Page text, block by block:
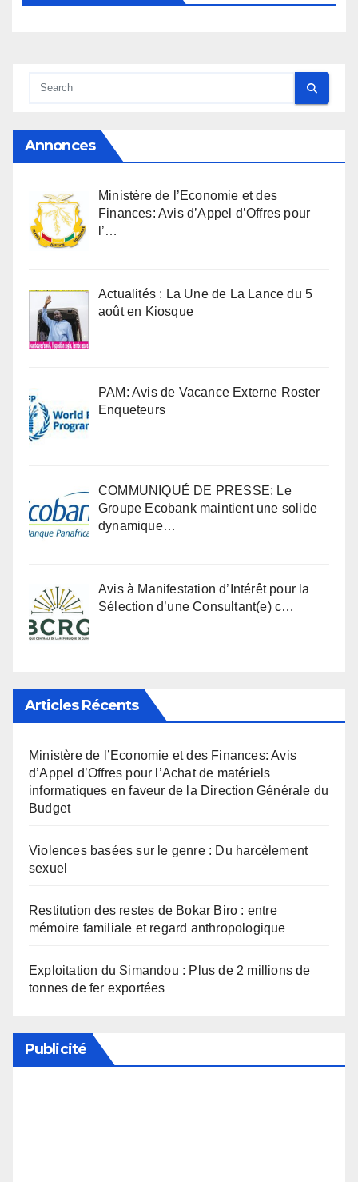
Annonces
Ministère de l’Economie et des
Finances: Avis d’Appel d’Offres pour
l’…
Actualités : La Une de La Lance du 5
août en Kiosque
PAM: Avis de Vacance Externe Roster
Enqueteurs
COMMUNIQUÉ DE PRESSE: Le
Groupe Ecobank maintient une solide
dynamique…
Avis à Manifestation d’Intérêt pour la
Sélection d’une Consultant(e) c…
Articles Récents
Ministère de l’Economie et des Finances: Avis
d’Appel d’Offres pour l’Achat de matériels
informatiques en faveur de la Direction Générale du
Budget
Violences basées sur le genre : Du harcèlement
sexuel
Restitution des restes de Bokar Biro : entre
mémoire familiale et regard anthropologique
Exploitation du Simandou : Plus de 2 millions de
tonnes de fer exportées
Publicité